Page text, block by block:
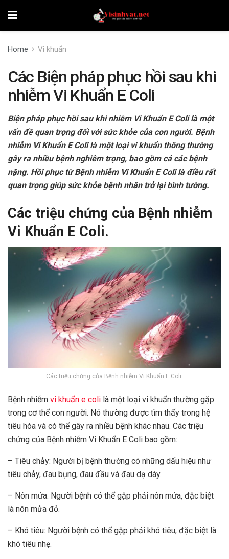
Home Vi khuẩn
Các Biện pháp phục hồi sau khi
nhiễm Vi Khuẩn E Coli
Biện pháp phục hồi sau khi nhiễm Vi Khuẩn E Coli là một
vấn đề quan trọng đối với sức khỏe của con người. Bệnh
nhiễm Vi Khuẩn E Coli là một loại vi khuẩn thông thường
gây ra nhiều bệnh nghiêm trọng, bao gồm cả các bệnh
nặng. Hồi phục từ Bệnh nhiễm Vi Khuẩn E Coli là điều rất
quan trọng giúp sức khỏe bệnh nhân trở lại bình tường.
Các triệu chứng của Bệnh nhiễm
Vi Khuẩn E Coli.
Các triệu chứng của Bệnh nhiễm Vi Khuẩn E Coli.
Bệnh nhiễm vi khuẩn e coli là một loại vi khuẩn thường gặp
trong cơ thể con người. Nó thường được tìm thấy trong hệ
tiêu hóa và có thể gây ra nhiều bệnh khác nhau. Các triệu
chứng của Bệnh nhiễm Vi Khuẩn E Coli bao gồm:
– Tiêu chảy: Người bị bệnh thường có những dấu hiệu như
tiêu chảy, đau bụng, đau đầu và đau dạ dày.
– Nôn mửa: Người bệnh có thể gặp phải nôn mửa, đặc biệt
là nôn mửa đỏ.
– Khó tiêu: Người bệnh có thể gặp phải khó tiêu, đặc biệt là
khó tiêu nhẹ.